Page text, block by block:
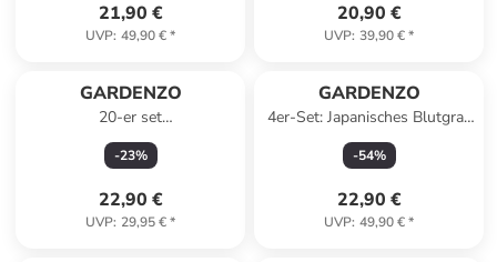
21,90 €
UVP: 49,90 €*
20,90 €
UVP: 39,90 €*
GARDENZO
20-er set
Erdbeerfrigopflanzen
-23%
22,90 €
UVP: 29,95 €*
GARDENZO
4er-Set: Japanisches Blutgras
Imperata cyl. Red Barron in
Bunt
-54%
22,90 €
UVP: 49,90 €*